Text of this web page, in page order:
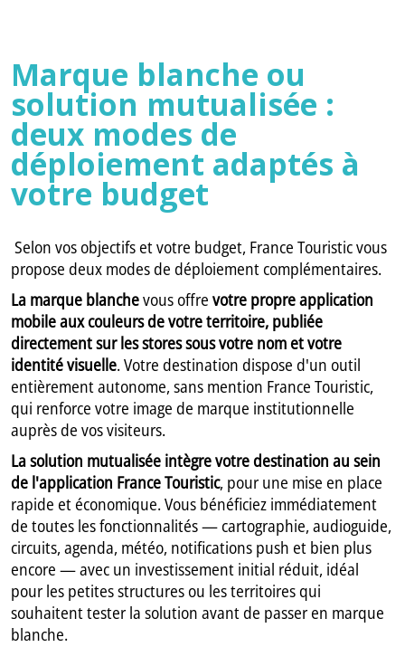
Marque blanche ou
solution mutualisée :
deux modes de
déploiement adaptés à
votre budget
Selon vos objectifs et votre budget, France Touristic vous
propose deux modes de déploiement complémentaires.
La marque blanchevous offrevotre propre application
mobile aux couleurs de votre territoire, publiée
directement sur les stores sous votre nom et votre
identité visuelle. Votre destination dispose d'un outil
entièrement autonome, sans mention France Touristic,
qui renforce votre image de marque institutionnelle
auprès de vos visiteurs.
La solution mutualisée intègre votre destination au sein
de l'application France Touristic, pour une mise en place
rapide et économique. Vous bénéficiez immédiatement
de toutes les fonctionnalités — cartographie, audioguide,
circuits, agenda, météo, notifications push et bien plus
encore — avec un investissement initial réduit, idéal
pour les petites structures ou les territoires qui
souhaitent tester la solution avant de passer en marque
blanche.